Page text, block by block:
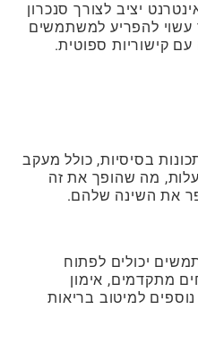
יציב לצורך סנכרון
עשוי להפריע למשתמשים
קישוריות ספוטית.
בסיסיות, כולל מעקב
מה שהופך את זה
את השינה שלהם.
יכולים לפתוח
מתקדמים, אימון
למיטוב בריאות